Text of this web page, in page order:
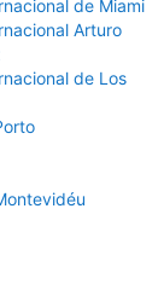
de Miami
Arturo
de Los